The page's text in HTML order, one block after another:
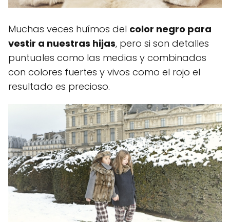
Muchas veces huímos del color negro para
vestir a nuestras hijas, pero si son detalles
puntuales como las medias y combinados
con colores fuertes y vivos como el rojo el
resultado es precioso.